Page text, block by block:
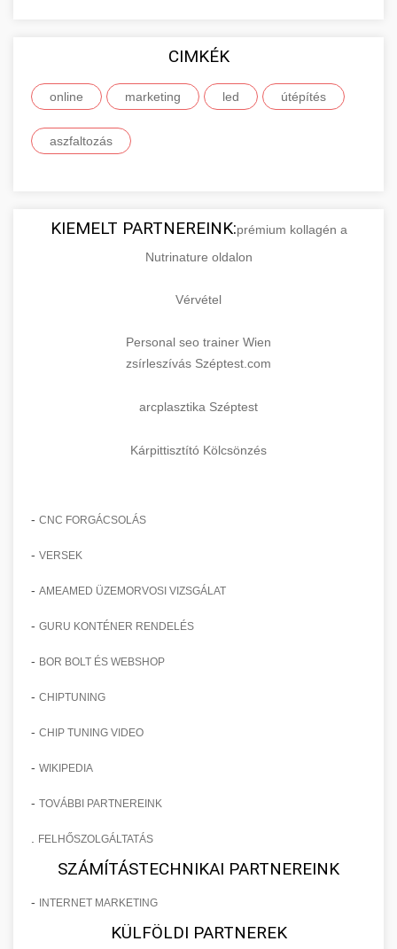
CIMKÉK
online marketing led útépítés
aszfaltozás
KIEMELT PARTNEREINK:prémium kollagén a
Nutrinature oldalon
Vérvétel
Personal seo trainer Wien
zsírleszívás Széptest.com
arcplasztika Széptest
Kárpittisztító Kölcsönzés
- CNC FORGÁCSOLÁS
- VERSEK
- AMEAMED ÜZEMORVOSI VIZSGÁLAT
- GURU KONTÉNER RENDELÉS
- BOR BOLT ÉS WEBSHOP
- CHIPTUNING
- CHIP TUNING VIDEO
- WIKIPEDIA
- TOVÁBBI PARTNEREINK
FELHŐSZOLGÁLTATÁS
SZÁMÍTÁSTECHNIKAI PARTNEREINK
- INTERNET MARKETING
KÜLFÖLDI PARTNEREK